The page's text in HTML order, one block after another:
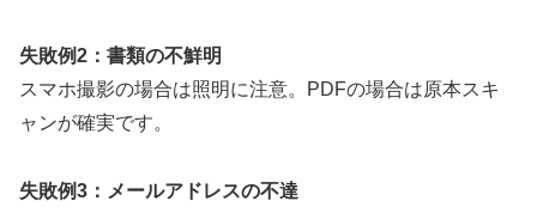
失敗例2：書類の不鮮明
スマホ撮影の場合は照明に注意。PDFの場合は原本スキ
ャンが確実です。
失敗例3：メールアドレスの不達